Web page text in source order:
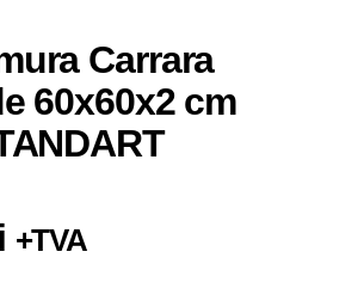
Carrara
60x60x2 cm
+TVA